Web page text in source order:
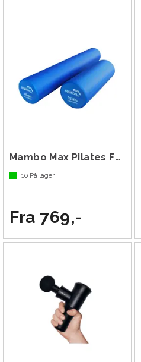
Mambo Max Pilates Foam Roller
10 På lager
Fra 769,-